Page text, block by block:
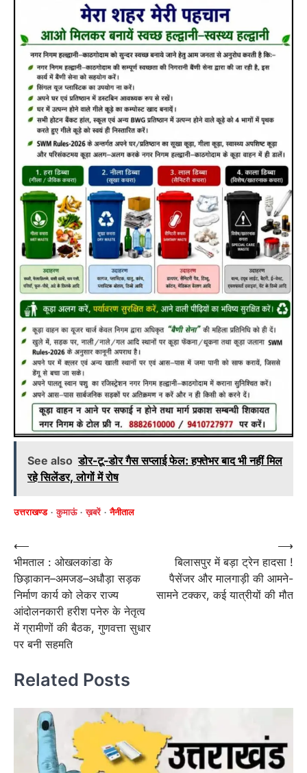
See also डोर-टू-डोर गैस सप्लाई फेल: हफ्तेभर बाद भी नहीं मिल
रहे सिलेंडर, लोगों में रोष
उत्तराखण्ड कुमाऊं ख़बरें नैनीताल
Post
navigation
⟵
भीमताल : ओखलकांडा के
छिड़ाकान–अमजड–अधौड़ा सड़क
निर्माण कार्य को लेकर राज्य
आंदोलनकारी हरीश पनेरु के नेतृत्व
में ग्रामीणों की बैठक, गुणवत्ता सुधार
पर बनी सहमति
बिलासपुर में बड़ा ट्रेन हादसा !
पैसेंजर और मालगाड़ी की आमने-
सामने टक्कर, कई यात्रीयों की मौत
⟶
Related Posts